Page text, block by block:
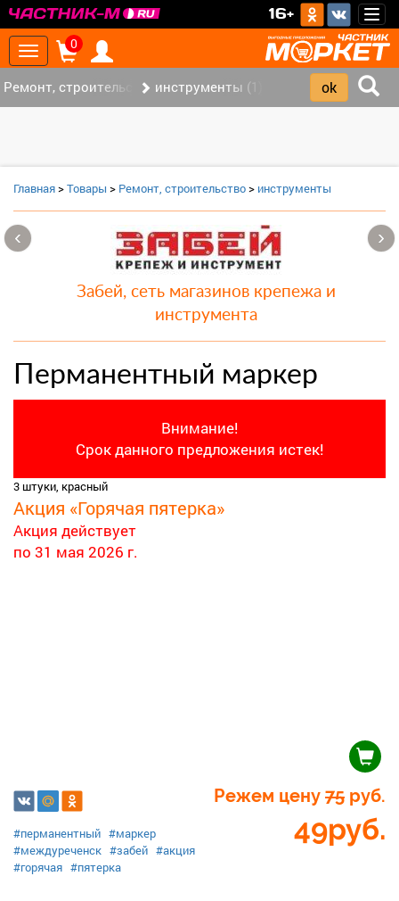
16+
Toggle
navigation
0
Ремонт, строительство (7)инструменты (1)
Главная>Товары > Ремонт, строительство> инструменты
Забей, сеть магазинов крепежа и
инструмента
Перманентный маркер
Внимание!
Срок данного предложения истек!
3 штуки, красный
Акция «Горячая пятерка»
Акция действует
по 31 мая 2026 г.
Режем цену 75 руб.
49руб.
#перманентный #маркер
#междуреченск #забей #акция
#горячая #пятерка
‹ ›